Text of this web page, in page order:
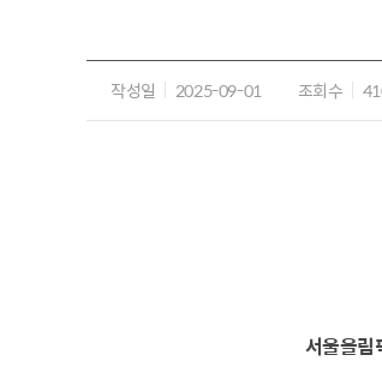
작성일 2025-09-01 조회수
서울올림